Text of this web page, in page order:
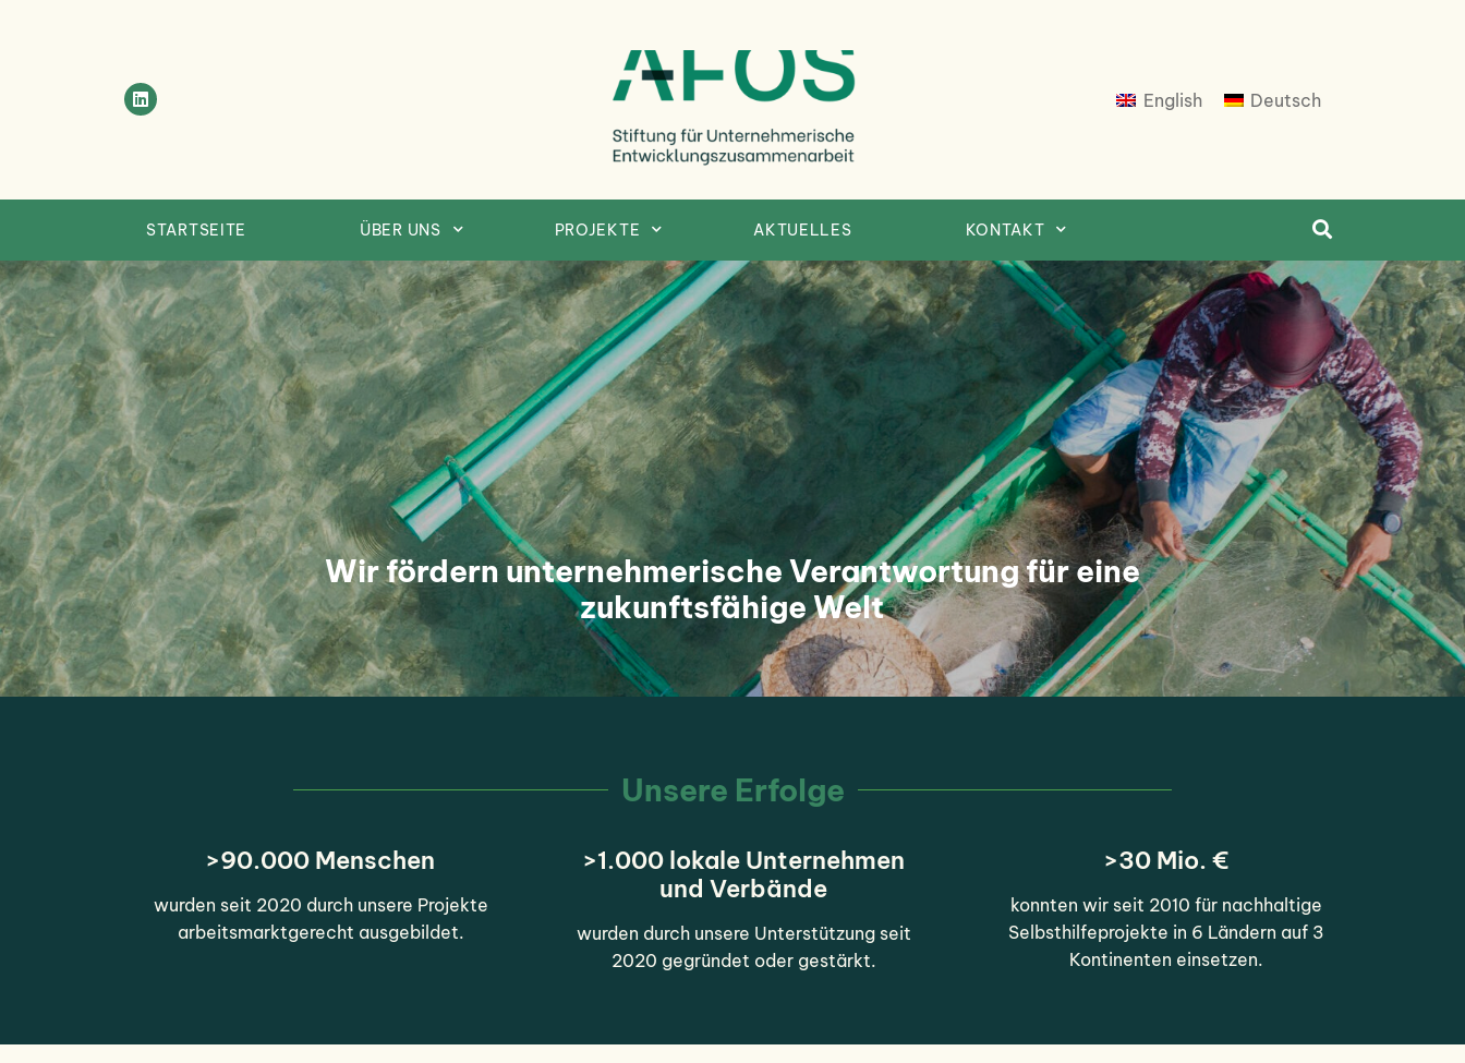
Afosfoundation
Afosfoundation
English Deutsch
STARTSEITE ÜBER UNS PROJEKTE AKTUELLES KONTAKT
Wir fördern unternehmerische Verantwortung für eine
zukunftsfähige Welt
Unsere Erfolge
>90.000 Menschen
wurden seit 2020 durch unsere Projekte
arbeitsmarktgerecht ausgebildet.
>1.000 lokale Unternehmen
und Verbände
wurden durch unsere Unterstützung seit
2020 gegründet oder gestärkt.
>30 Mio. €
konnten wir seit 2010 für nachhaltige
Selbsthilfeprojekte in 6 Ländern auf 3
Kontinenten einsetzen.